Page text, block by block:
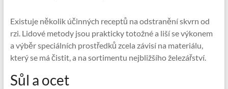
Existuje několik účinných receptů na odstranění skvrn od
rzi. Lidové metody jsou prakticky totožné a liší se výkonem
a výběr speciálních prostředků zcela závisí na materiálu,
který se má čistit, a na sortimentu nejbližšího železářství.
Sůl a ocet